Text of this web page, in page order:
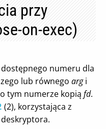
przy
on-exec)
numeru dla
lub równego argi
tym numerze kopią fd.
(2), korzystająca z